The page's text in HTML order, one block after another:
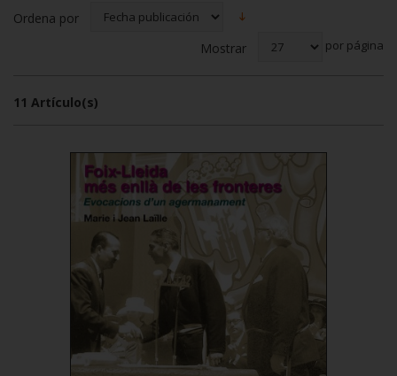
Ordena por
Mostrar
por página
11 Artículo(s)